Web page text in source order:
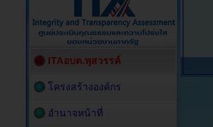
ITAอบต.พุสวรรค์
โครงสร้างองค์กร
อำนาจหน้าที่